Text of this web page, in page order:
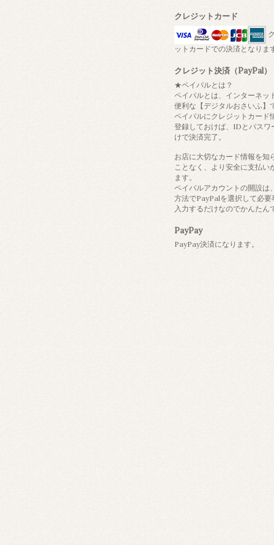
クレジットカード
ットカードでの決済となりま
クレジット決済（PayPal）
★ペイパルとは？
ペイパルとは、インターネッ
便利な【デジタルおさいふ】
ペイパルにクレジットカード
登録しておけば、IDとパスワ
けで決済完了。
お店に大切なカード情報を知
ことなく、より安全に支払い
ます。
ペイパルアカウントの開設は
方法でPayPalを選択して必要
入力するだけなのでかんたん
PayPay
PayPay決済になります。